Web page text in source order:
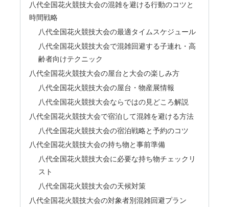
八代全国花火競技大会の混雑を避ける行動のコツと
時間戦略
八代全国花火競技大会の最適タイムスケジュール
八代全国花火競技大会で混雑回避する子連れ・高
齢者向けテクニック
八代全国花火競技大会の屋台と大会の楽しみ方
八代全国花火競技大会の屋台・物産展情報
八代全国花火競技大会ならではの見どころ解説
八代全国花火競技大会で宿泊して混雑を避ける方法
八代全国花火競技大会の宿泊戦略と予約のコツ
八代全国花火競技大会の持ち物と事前準備
八代全国花火競技大会に必要な持ち物チェックリ
スト
八代全国花火競技大会の天候対策
八代全国花火競技大会の対象者別混雑回避プラン